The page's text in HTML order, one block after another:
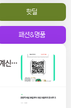
핫딜
패션&명품